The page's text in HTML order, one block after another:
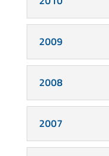
2009
2008
2007